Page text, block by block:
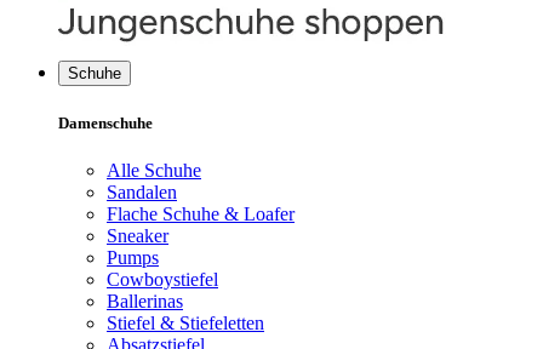
Schuhe
Damenschuhe
Alle Schuhe
Sandalen
Flache Schuhe & Loafer
Sneaker
Pumps
Cowboystiefel
Ballerinas
Stiefel & Stiefeletten
Absatzstiefel